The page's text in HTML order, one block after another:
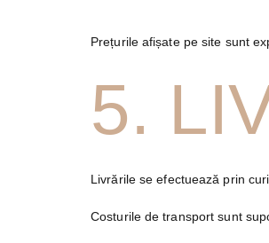
Prețurile afișate pe site sunt
5.
Livrările se efectuează prin
Costurile de transport sunt